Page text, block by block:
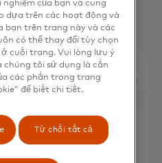
của bạn và cung
dựa trên các hoạt động và
bạn trên trang này và các
có thể thay đổi tùy chọn
cuối trang. Vui lòng lưu ý
chúng tôi sử dụng là cần
các phần trong trang
để biết chi tiết.
Từ chối tất cả